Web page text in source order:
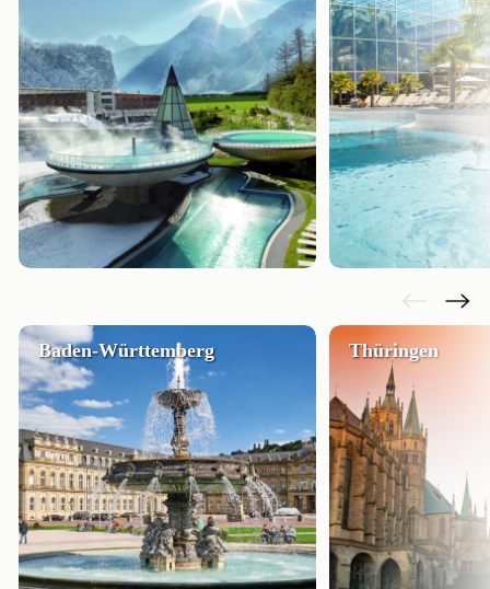
Baden-Württemberg Thüringen